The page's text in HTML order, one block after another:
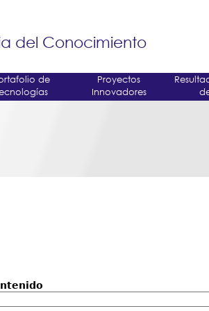
del Conocimiento
de
Proyectos
Innovadores